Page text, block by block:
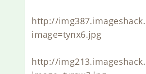
http://
image=tynx6.jpg
http://